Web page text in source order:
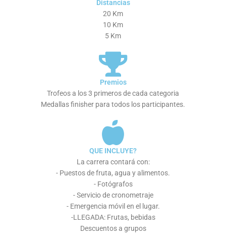
Distancias
20 Km
10 Km
5 Km
Premios
Trofeos a los 3 primeros de cada categoria
Medallas finisher para todos los participantes.
QUE INCLUYE?
La carrera contará con:
- Puestos de fruta, agua y alimentos.
- Fotógrafos
- Servicio de cronometraje
- Emergencia móvil en el lugar.
-LLEGADA: Frutas, bebidas
Descuentos a grupos